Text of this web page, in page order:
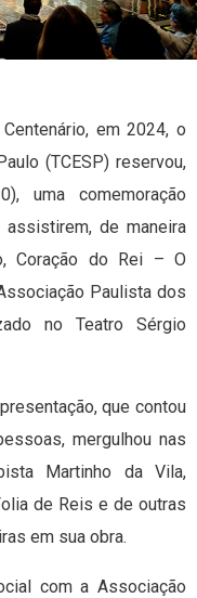
em 2024, o
(TCESP) reservou,
uma comemoração
de maneira
Coração do Rei – O
Paulista dos
no Teatro Sérgio
que contou
mergulhou nas
Martinho da Vila,
de Reis e de outras
em sua obra.
com a Associação